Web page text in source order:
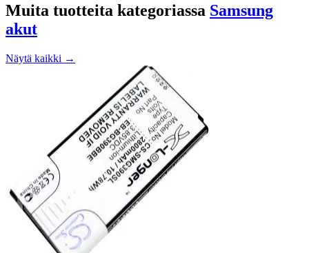
Muita tuotteita kategoriassa Samsung
akut
Näytä kaikki →